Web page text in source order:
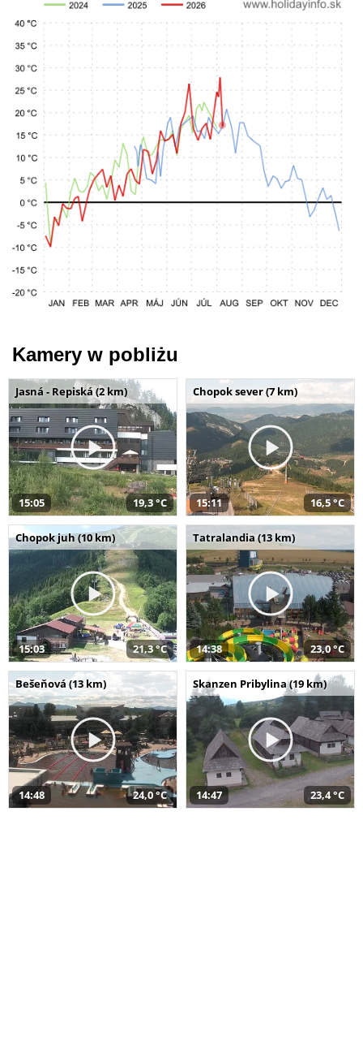
Kamery w pobliżu
Jasná - Repiská (2 km)
15:05 19,3 °C
Chopok sever (7 km)
15:11 16,5 °C
Chopok juh (10 km)
15:03 21,3 °C
Tatralandia (13 km)
14:38 23,0 °C
Bešeňová (13 km)
14:48 24,0 °C
Skanzen Pribylina (19 km)
14:47 23,4 °C